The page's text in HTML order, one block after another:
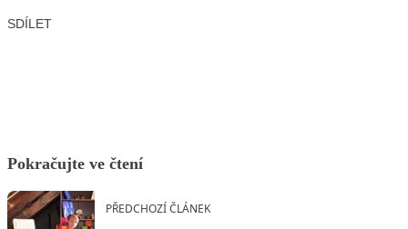
SDÍLET
Pokračujte ve čtení
PŘEDCHOZÍ ČLÁNEK